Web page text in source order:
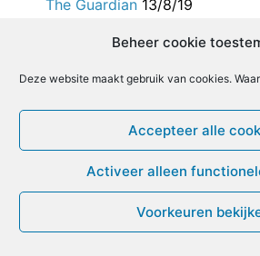
Beheer cookie
Deze website maakt gebruik van cookies.
Accepteer alle
Activeer alleen
Voorkeuren
The Guardian 13/8/19
Dr. Don Lewis19/8/19
Trial By Error: Joan
Trial By Error: BMJ’s gedrag
open brief aan Dr. Godlee 28/
studie3/9/19
Cochrane was coauteur LP-